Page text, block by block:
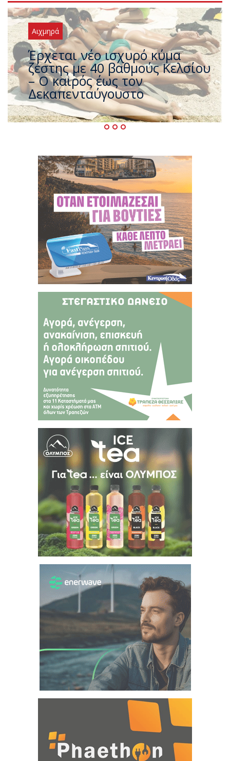
Αιχμηρά
Άφαντος ο Τσίπρας… την ώρα
που η χώρα καίγεται